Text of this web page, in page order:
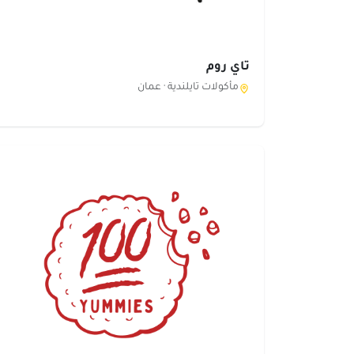
تاي روم
مأكولات تايلندية · عمان